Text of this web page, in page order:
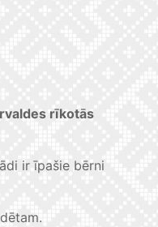
rīkotās
ir īpašie bērni